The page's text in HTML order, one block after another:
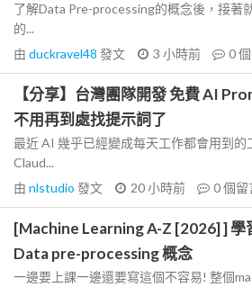
了解Data Pre-processing的概念後，接著
的...
由 duckravel48 發文 3 小時前 0
【分享】台灣團隊開發 免費 AI
不用再到處找提示詞了
最近 AI 幾乎已經變成每天工作都會用到的
Claud...
由 nlstudio 發文 20 小時前 0個留
[Machine Learning A-Z [2026] ] 學
Data pre-processing 概念
一邊要上課一邊還要寫這個不容易! 整個